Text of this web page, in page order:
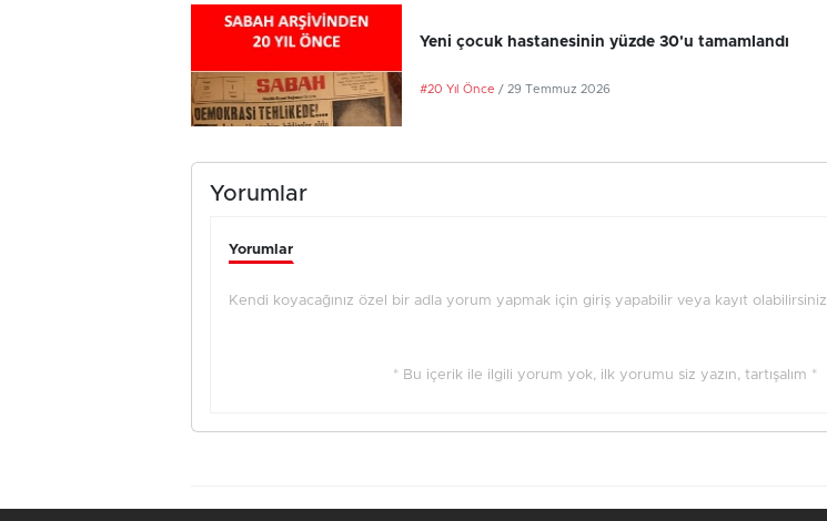
Yeni çocuk hastanesinin yüzde 30'u tamamlandı
#20 Yıl Önce / 29 Temmuz 2026
Yorumlar
Yorumlar
Kendi koyacağınız özel bir adla yorum yapmak için giriş yapabilir veya kayıt olabilirsiniz.
* Bu içerik ile ilgili yorum yok, ilk yorumu siz yazın, tartışalım *